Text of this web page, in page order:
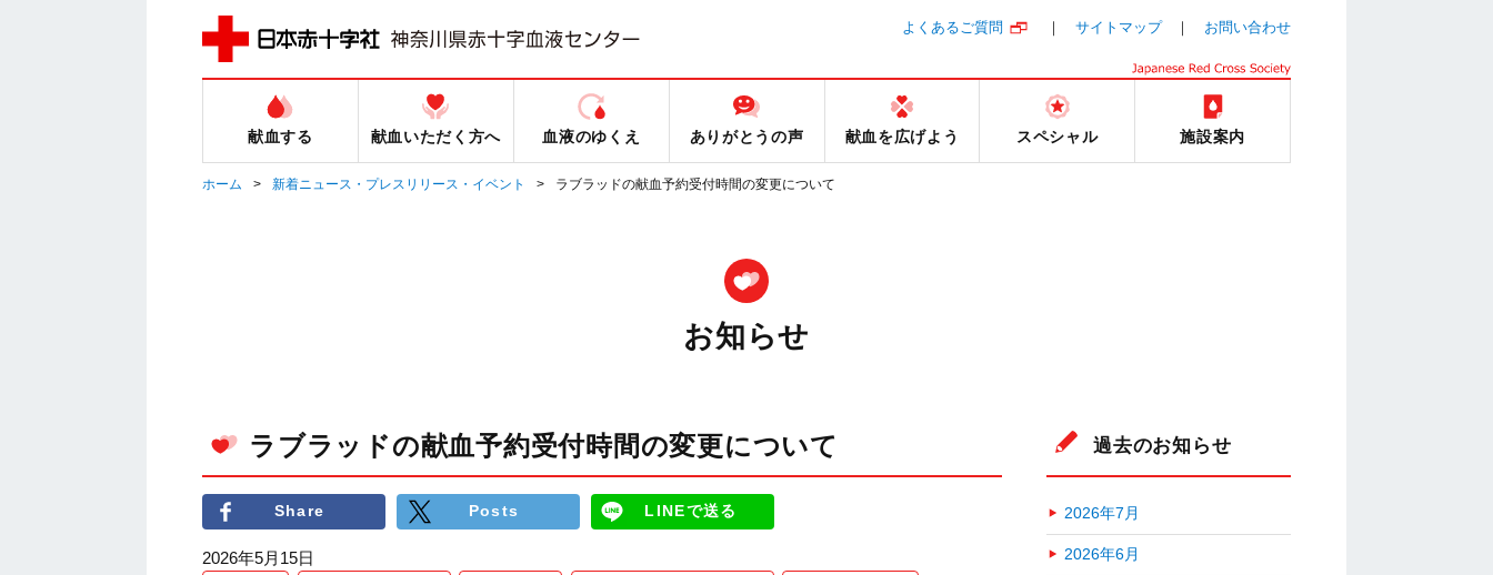
よくあるご質問 サイトマップ お問い合わせ
献血する 献血いただく方へ 血液のゆくえ ありがとうの声 献血を広げよう スペシャル 施設案内
ホーム 新着ニュース・プレスリリース・イベント ラブラッドの献血予約受付時間の変更について
お知らせ
ラブラッドの献血予約受付時間の変更について
Share Posts LINEで送る
2026年5月15日
過去のお知らせ
2026年7月
2026年6月